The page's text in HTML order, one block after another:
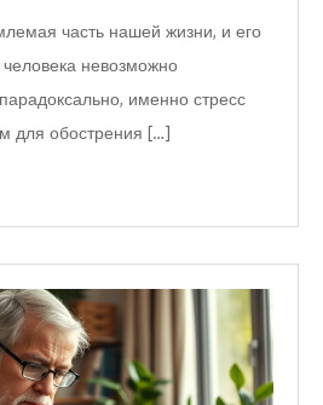
часть нашей жизни, и его
невозможно
именно стресс
для обострения […]